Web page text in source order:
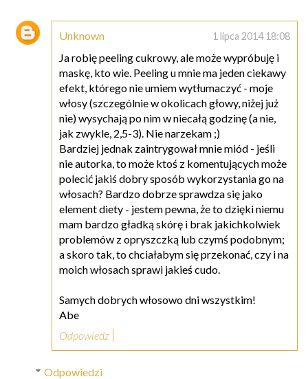
Unknown 1 lipca 2014 18:08
Ja robię peeling cukrowy, ale może wypróbuję i
maskę, kto wie. Peeling u mnie ma jeden ciekawy
efekt, którego nie umiem wytłumaczyć - moje
włosy (szczególnie w okolicach głowy, niżej już
nie) wysychają po nim w niecałą godzinę (a nie,
jak zwykle, 2,5-3). Nie narzekam ;)
Bardziej jednak zaintrygował mnie miód - jeśli
nie autorka, to może ktoś z komentujących może
polecić jakiś dobry sposób wykorzystania go na
włosach? Bardzo dobrze sprawdza się jako
element diety - jestem pewna, że to dzięki niemu
mam bardzo gładką skórę i brak jakichkolwiek
problemów z opryszczką lub czymś podobnym;
a skoro tak, to chciałabym się przekonać, czy i na
moich włosach sprawi jakieś cudo.
Samych dobrych włosowo dni wszystkim!
Abe
Odpowiedz
Odpowiedzi